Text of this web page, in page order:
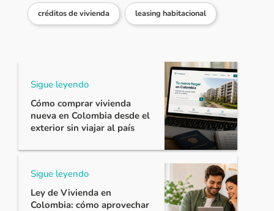
créditos de vivienda leasing habitacional
Sigue leyendo
Cómo comprar vivienda
nueva en Colombia desde el
exterior sin viajar al país
Sigue leyendo
Ley de Vivienda en
Colombia: cómo aprovechar